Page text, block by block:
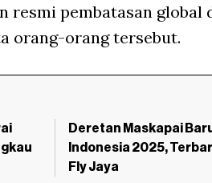
resmi pembatasan
orang-orang tersebut.
Deretan Maskapai
Indonesia 2025,
Fly Jaya